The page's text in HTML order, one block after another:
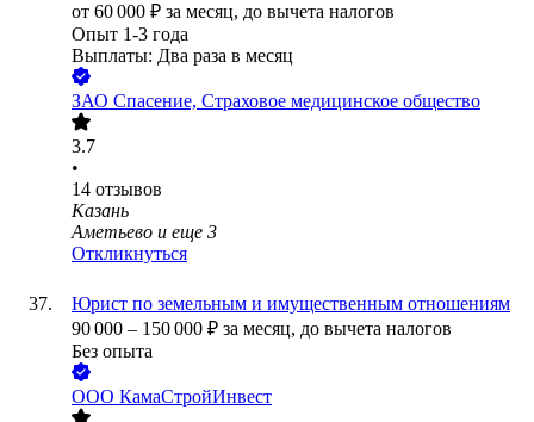
от 60 000 ₽ за месяц, до вычета налогов
Опыт 1-3 года
Выплаты: Два раза в месяц
ЗАО Спасение, Страховое медицинское общество
3.7
•
14 отзывов
Казань
Аметьево и еще 3
Откликнуться
Юрист по земельным и имущественным отношениям
90 000 – 150 000 ₽ за месяц, до вычета налогов
Без опыта
ООО КамаСтройИнвест